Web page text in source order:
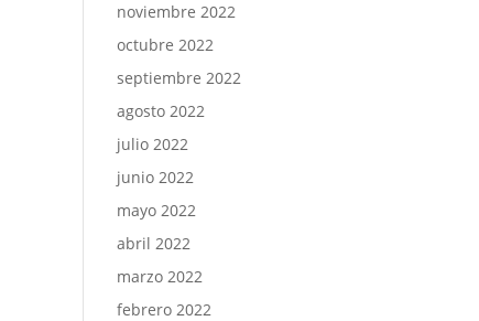
noviembre 2022
octubre 2022
septiembre 2022
agosto 2022
julio 2022
junio 2022
mayo 2022
abril 2022
marzo 2022
febrero 2022